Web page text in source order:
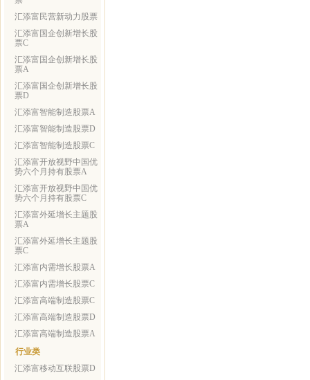
汇添富民营新动力股票
汇添富国企创新增长股
票C
汇添富国企创新增长股
票A
汇添富国企创新增长股
票D
汇添富智能制造股票A
汇添富智能制造股票D
汇添富智能制造股票C
汇添富开放视野中国优
势六个月持有股票A
汇添富开放视野中国优
势六个月持有股票C
汇添富外延增长主题股
票A
汇添富外延增长主题股
票C
汇添富内需增长股票A
汇添富内需增长股票C
汇添富高端制造股票C
汇添富高端制造股票D
汇添富高端制造股票A
行业类
汇添富移动互联股票D